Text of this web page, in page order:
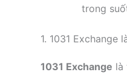
trong
1. 1031 Exchange
1031 Exchange là